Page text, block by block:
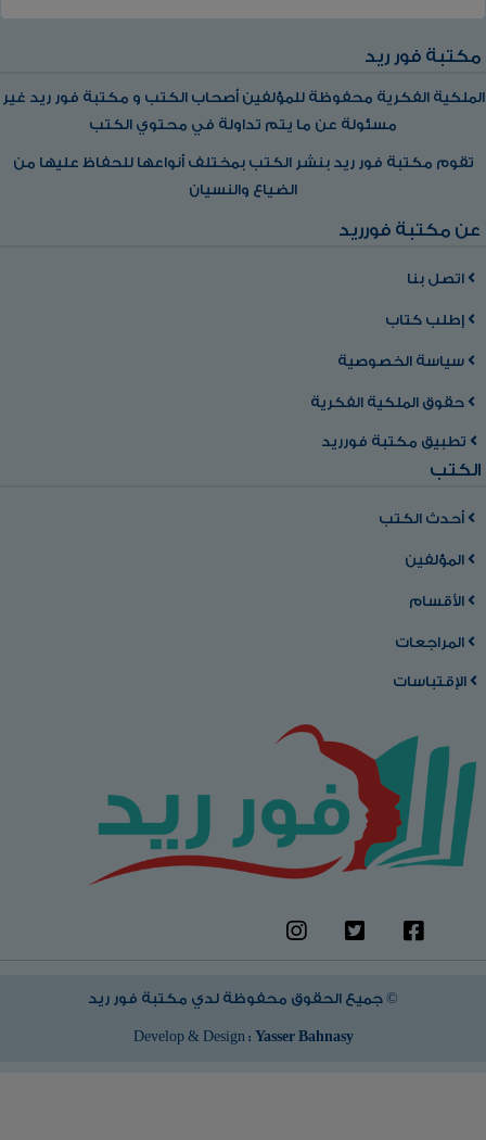
مكتبة فور ريد
الملكية الفكرية محفوظة للمؤلفين أصحاب الكتب و مكتبة فور ريد غير
مسئولة عن ما يتم تداولة في محتوي الكتب
تقوم مكتبة فور ريد بنشر الكتب بمختلف أنواعها للحفاظ عليها من
الضياع والنسيان
عن مكتبة فورريد
اتصل بنا
إطلب كتاب
سياسة الخصوصية
حقوق الملكية الفكرية
تطبيق مكتبة فورريد
الكتب
أحدث الكتب
المؤلفين
الأقسام
المراجعات
الإقتباسات
جميع الحقوق محفوظة لدي مكتبة فور ريد ©
Develop & Design : Yasser Bahnasy